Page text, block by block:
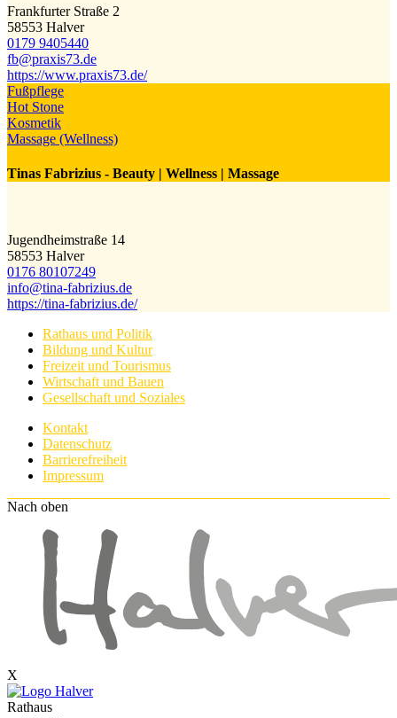
Frankfurter Straße 2
58553 Halver
0179 9405440
fb@​praxis73.de
https://www.praxis73.de/
Fußpflege
Hot Stone
Kosmetik
Massage (Wellness)
Tinas Fabrizius - Beauty | Wellness | Massage
Jugendheimstraße 14
58553 Halver
0176 80107249
info@​tina-fabrizius.de
https://tina-fabrizius.de/
Rathaus und Politik
Bildung und Kultur
Freizeit und Tourismus
Wirtschaft und Bauen
Gesellschaft und Soziales
Kontakt
Datenschutz
Barrierefreiheit
Impressum
Nach oben
X
Rathaus